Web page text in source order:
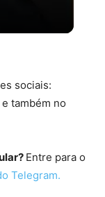
sociais:
e também no
Entre para o
Telegram.